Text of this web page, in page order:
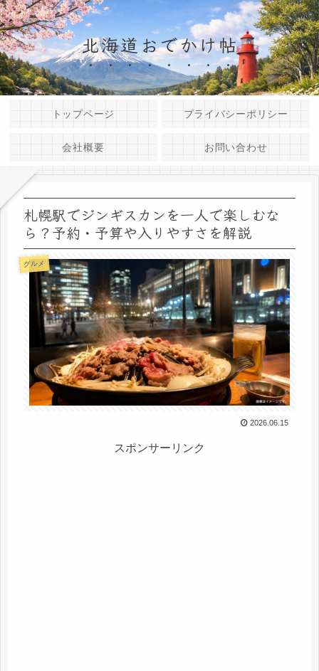
北海道おでかけ帖
トップページ プライバシーポリシー
会社概要 お問い合わせ
札幌駅でジンギスカンを一人で楽しむな
ら？予約・予算や入りやすさを解説
グルメ
2026.06.15
スポンサーリンク